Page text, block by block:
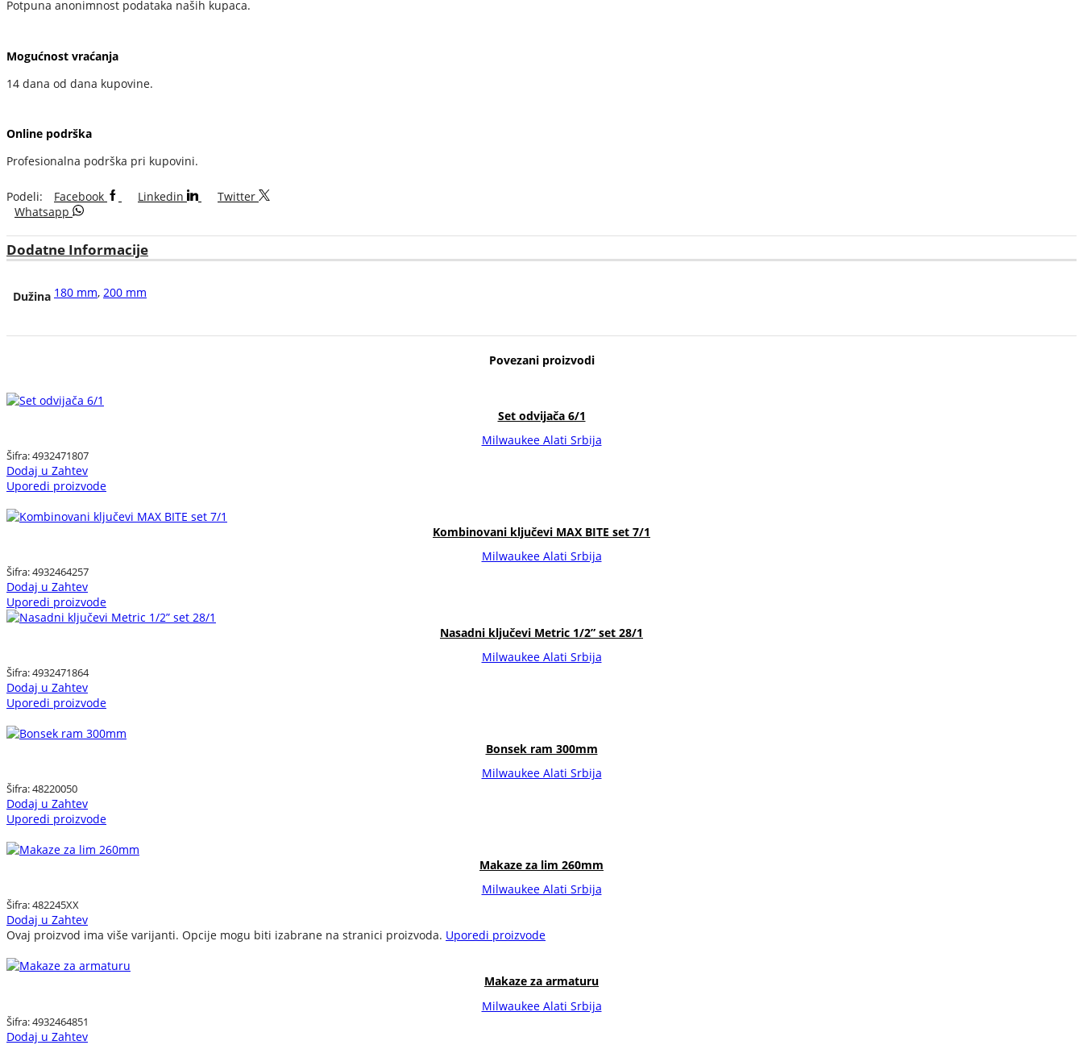
Potpuna anonimnost podataka naših kupaca.
Mogućnost vraćanja
14 dana od dana kupovine.
Online podrška
Profesionalna podrška pri kupovini.
Podeli: Facebook Linkedin
Twitter
Whatsapp
Dodatne Informacije
Dužina 180 mm, 200 mm
Povezani proizvodi
Set odvijača 6/1
Milwaukee Alati Srbija
Šifra:4932471807
Dodaj u Zahtev
Uporedi proizvode
Kombinovani ključevi MAX BITE set 7/1
Milwaukee Alati Srbija
Šifra:4932464257
Dodaj u Zahtev
Uporedi proizvode
Nasadni ključevi Metric 1/2” set 28/1
Milwaukee Alati Srbija
Šifra:4932471864
Dodaj u Zahtev
Uporedi proizvode
Bonsek ram 300mm
Milwaukee Alati Srbija
Šifra:48220050
Dodaj u Zahtev
Uporedi proizvode
Makaze za lim 260mm
Milwaukee Alati Srbija
Šifra:482245XX
Dodaj u Zahtev
Ovaj proizvod ima više varijanti. Opcije mogu biti izabrane na stranici proizvoda. Uporedi proizvode
Makaze za armaturu
Milwaukee Alati Srbija
Šifra:4932464851
Dodaj u Zahtev